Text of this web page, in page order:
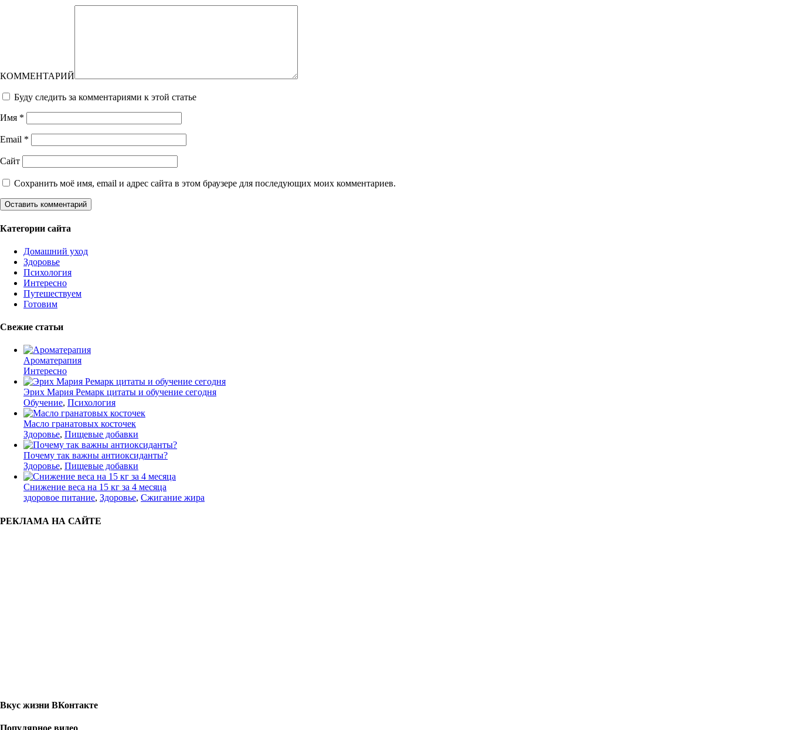
КОММЕНТАРИЙ
Буду следить за комментариями к этой статье
Имя *
Email *
Сайт
Сохранить моё имя, email и адрес сайта в этом браузере для последующих моих комментариев.
Категории сайта
Домашний уход
Здоровье
Психология
Интересно
Путешествуем
Готовим
Свежие статьи
Ароматерапия
Интересно
Эрих Мария Ремарк цитаты и обучение сегодня
Обучение, Психология
Масло гранатовых косточек
Здоровье, Пищевые добавки
Почему так важны антиоксиданты?
Здоровье, Пищевые добавки
Снижение веса на 15 кг за 4 месяца
здоровое питание, Здоровье, Сжигание жира
РЕКЛАМА НА САЙТЕ
Вкус жизни ВКонтакте